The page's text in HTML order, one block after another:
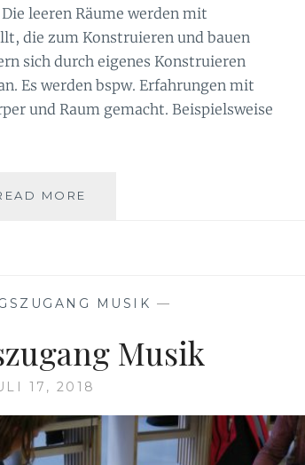
leeren Räume werden mit
die zum Konstruieren und bauen
sich durch eigenes Konstruieren
Es werden bspw. Erfahrungen mit
und Raum gemacht. Beispielsweise
MORE
MUSIK —
Musik
17, 2018